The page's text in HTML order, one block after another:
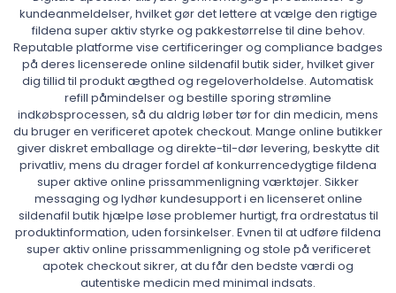
kundeanmeldelser, hvilket gør det lettere at vælge den rigtige
fildena super aktiv styrke og pakkestørrelse til dine behov.
Reputable platforme vise certificeringer og compliance badges
på deres licenserede online sildenafil butik sider, hvilket giver
dig tillid til produkt ægthed og regeloverholdelse. Automatisk
refill påmindelser og bestille sporing strømline
indkøbsprocessen, så du aldrig løber tør for din medicin, mens
du bruger en verificeret apotek checkout. Mange online butikker
giver diskret emballage og direkte-til-dør levering, beskytte dit
privatliv, mens du drager fordel af konkurrencedygtige fildena
super aktive online prissammenligning værktøjer. Sikker
messaging og lydhør kundesupport i en licenseret online
sildenafil butik hjælpe løse problemer hurtigt, fra ordrestatus til
produktinformation, uden forsinkelser. Evnen til at udføre fildena
super aktiv online prissammenligning og stole på verificeret
apotek checkout sikrer, at du får den bedste værdi og
autentiske medicin med minimal indsats.